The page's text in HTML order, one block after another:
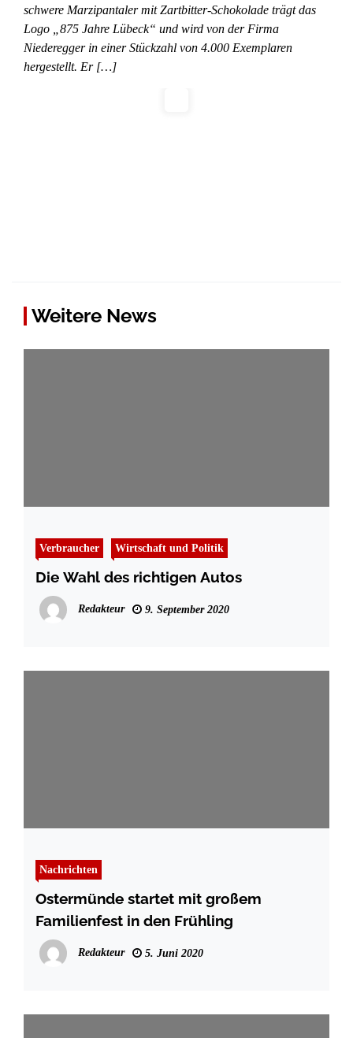
schwere Marzipantaler mit Zartbitter-Schokolade trägt das
Logo „875 Jahre Lübeck“ und wird von der Firma
Niederegger in einer Stückzahl von 4.000 Exemplaren
hergestellt. Er […]
Weitere News
Verbraucher Wirtschaft und Politik
Die Wahl des richtigen Autos
Redakteur 9. September 2020
Nachrichten
Ostermünde startet mit großem
Familienfest in den Frühling
Redakteur 5. Juni 2020